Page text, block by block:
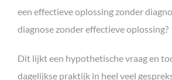
een effectieve oplossing zonder
diagnose zonder effectieve oplossing?
Dit lijkt een hypothetische vraag en
dagelijkse praktijk in heel veel